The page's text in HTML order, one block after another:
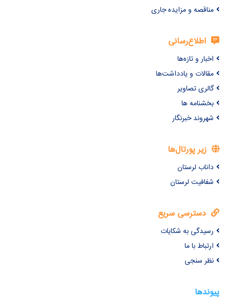
مناقصه و مزایده جاری
اطلاع‌رسانی
اخبار و تازه‌ها
مقالات و یادداشت‌ها
گالری تصاویر
بخشنامه ها
شهروند خبرنگار
زیر پورتال‌ها
داناب لرستان
شفافیت لرستان
دسترسی سریع
رسیدگی به شکایات
ارتباط با ما
نظر سنجی
پیوندها